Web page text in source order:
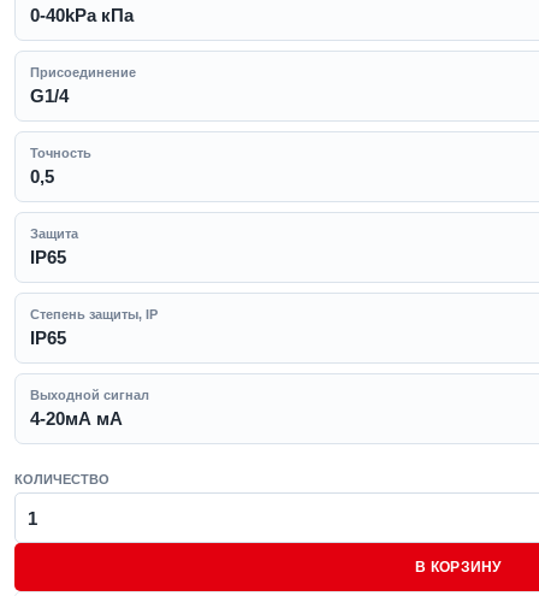
0-40kPa кПа
Присоединение
G1/4
Точность
0,5
Защита
IP65
Степень защиты, IP
IP65
Выходной сигнал
4-20мА мА
КОЛИЧЕСТВО
В КОРЗИНУ